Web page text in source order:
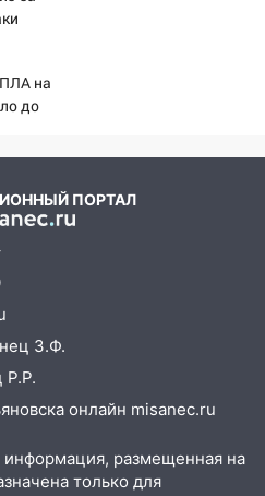
на
до
ПОРТАЛ
З.Ф.
Р.Р.
онлайн misanec.ru
размещенная на
только для